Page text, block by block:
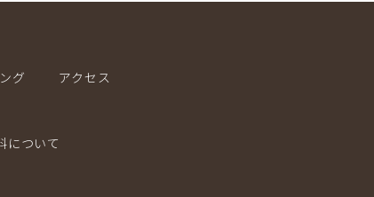
グ アクセス
について